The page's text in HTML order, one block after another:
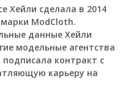
Хейли сделала в 2014
ModCloth.
данные Хейли
модельные агентства
контракт с
карьеру на